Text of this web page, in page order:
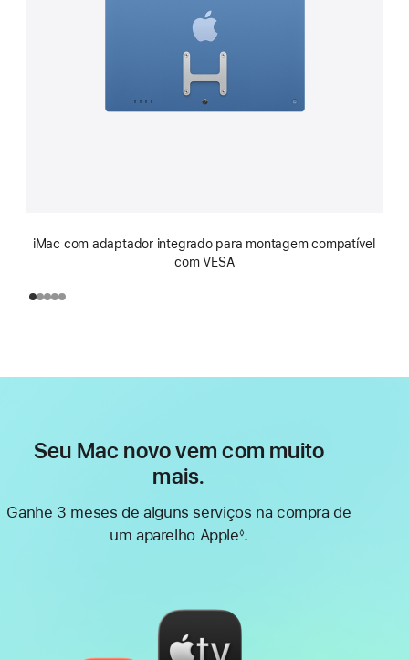
iMac com adaptador integrado para montagem compatível
com VESA
Seu Mac novo vem com muito
mais.
Ganhe 3 meses de alguns serviços na compra de
um aparelho Apple◊.